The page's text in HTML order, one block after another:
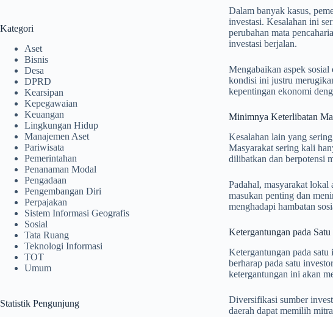
Dalam banyak kasus,
investasi. Kesalahan ini
perubahan mata
investasi berjalan.
Mengabaikan aspek
kondisi ini justru
kepentingan ekonomi
Minimnya Keterlibatan
Kesalahan lain yang
Masyarakat sering kali
dilibatkan dan berpotensi
Padahal, masyarakat
masukan penting dan
menghadapi hambatan
Ketergantungan pada
Ketergantungan pada
berharap pada satu
ketergantungan ini akan
Diversifikasi sumber
daerah dapat memilih
Kategori
Aset
Bisnis
Desa
DPRD
Kearsipan
Kepegawaian
Keuangan
Lingkungan Hidup
Manajemen Aset
Pariwisata
Pemerintahan
Penanaman Modal
Pengadaan
Pengembangan Diri
Perpajakan
Sistem Informasi Geografis
Sosial
Tata Ruang
Teknologi Informasi
TOT
Umum
Statistik Pengunjung